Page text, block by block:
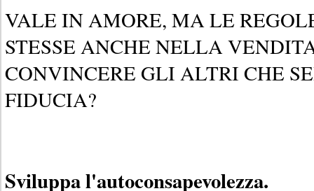
VALE IN AMORE, MA LE
STESSE ANCHE NELLA
CONVINCERE GLI ALTRI CHE
FIDUCIA?
Sviluppa l'autoconsapevolezza.